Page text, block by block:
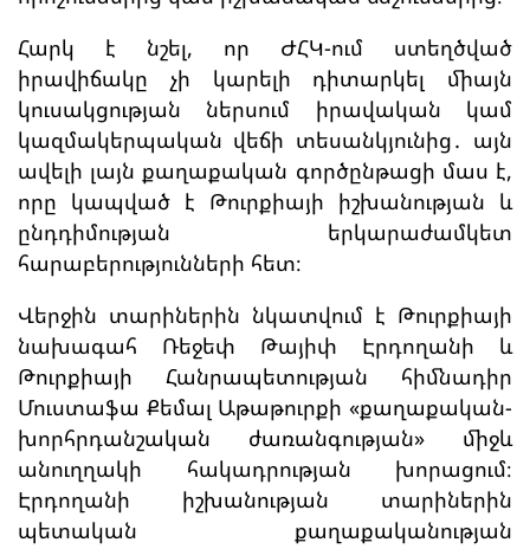
Հարկ է նշել, որ ԺՀԿ-ում ստեղծված
իրավիճակը չի կարելի դիտարկել միայն
կուսակցության ներսում իրավական կամ
կազմակերպական վեճի տեսանկյունից․ այն
ավելի լայն քաղաքական գործընթացի մաս է,
որը կապված է Թուրքիայի իշխանության և
ընդդիմության երկարաժամկետ
հարաբերությունների հետ։
Վերջին տարիներին նկատվում է Թուրքիայի
նախագահ Ռեջեփ Թայիփ Էրդողանի և
Թուրքիայի Հանրապետության հիմնադիր
Մուստաֆա Քեմալ Աթաթուրքի «քաղաքական-
խորհրդանշական ժառանգության» միջև
անուղղակի հակադրության խորացում։
Էրդողանի իշխանության տարիներին
պետական քաղաքականության